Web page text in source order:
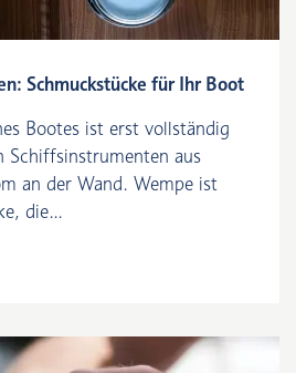
Schmuckstücke für Ihr Boot
Bootes ist erst vollständig
Schiffsinstrumenten aus
an der Wand. Wempe ist
die...